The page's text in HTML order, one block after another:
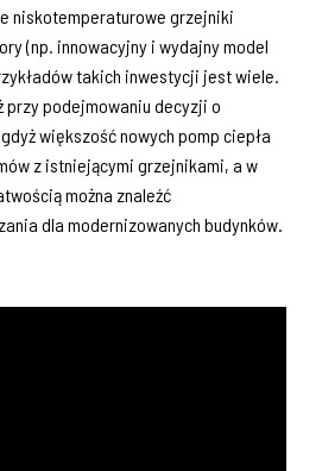
niskotemperaturowe grzejniki
(np. innowacyjny i wydajny model
takich inwestycji jest wiele.
przy podejmowaniu decyzji o
większość nowych pomp ciepła
z istniejącymi grzejnikami, a w
można znaleźć
dla modernizowanych budynków.